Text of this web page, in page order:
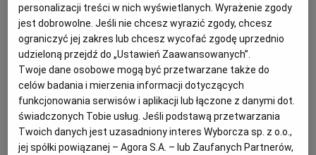
RYBY
PRZEKĄSKI
DOMOWE PRZETWORY
SOST, DIPY I INNE DODATKI
KUCHNIA AMERYKAŃSKA
KUCHNIA POLSKA
KUCHNIA MEKSYKAŃSKA
KUCHNIA INDYJSKA
CZĘSTOCHOWA
ELBLĄG
GLIWICE
GORZÓW WIELKOPOLSKI
WOLNA SOBOTA
ALE HISTORIA
WYBORCZA TV I VOD
TYLKO ZDROWIE
WYBORCZA.BIZ
WYSOKIE OBCASY
BIQDATA
JUTRONAUCI
chłodzenia będzie bardzo wyczuwalny.
Kiedy nie ma sezonu na dany owoc,
chętnie sięgamy po mrożone. Jeśli mamy
dobry blender, nie musimy ich rozmrażać,
wtedy ten efekt ochłodzenia będzie
spotęgowany. Nasz koktajl wiśniowy
sprawdzi się tu idealnie!
personalizacji treści w nich wyświetlanych. Wyrażenie zgody
jest dobrowolne. Jeśli nie chcesz wyrazić zgody, chcesz
ograniczyć jej zakres lub chcesz wycofać zgodę uprzednio
udzieloną przejdź do „Ustawień Zaawansowanych”.
Twoje dane osobowe mogą być przetwarzane także do
celów badania i mierzenia informacji dotyczących
funkcjonowania serwisów i aplikacji lub łączone z danymi dot.
świadczonych Tobie usług. Jeśli podstawą przetwarzania
Twoich danych jest uzasadniony interes Wyborcza sp. z o.o.,
jej spółki powiązanej – Agora S.A. – lub Zaufanych Partnerów,